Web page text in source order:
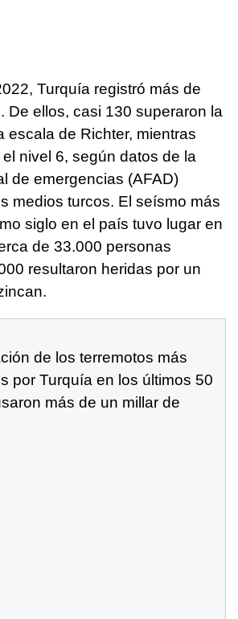
Turquía registró más de
De ellos, casi 130 superaron la
escala de Richter, mientras
nivel 6, según datos de la
de emergencias (AFAD)
medios turcos. El seísmo más
siglo en el país tuvo lugar en
de 33.000 personas
resultaron heridas por un
de los terremotos más
por Turquía en los últimos 50
más de un millar de